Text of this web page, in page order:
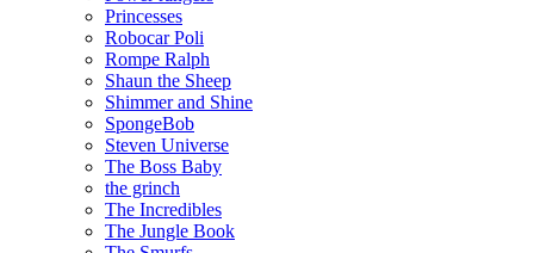
Princesses
Robocar Poli
Rompe Ralph
Shaun the Sheep
Shimmer and Shine
SpongeBob
Steven Universe
The Boss Baby
the grinch
The Incredibles
The Jungle Book